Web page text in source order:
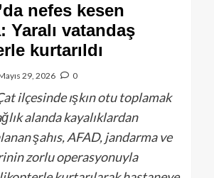
nefes kesen
Yaralı vatandaş
kurtarıldı
29, 2026 0
ilçesinde ışkın otu toplamak
alanda kayalıklardan
şahıs, AFAD, jandarma ve
zorlu operasyonuyla